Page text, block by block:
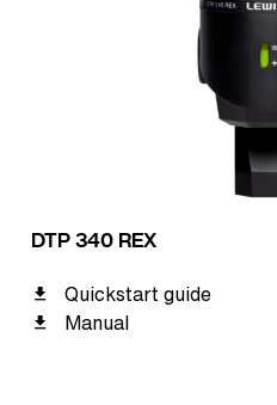
DTP 340 REX
Quickstart guide
Manual